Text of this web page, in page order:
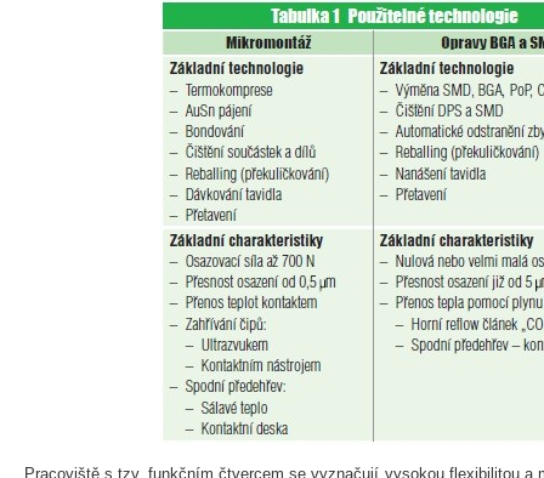
Pracoviště s tzv. funkčním čtvercem se vyznačují vysokou flexibilitou a